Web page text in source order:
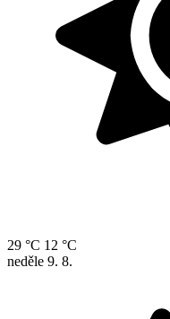
29 °C 12 °C
neděle 9. 8.